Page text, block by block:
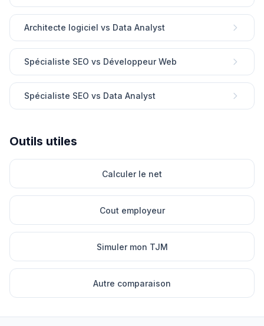
Architecte logiciel vs Data Analyst
Spécialiste SEO vs Développeur Web
Spécialiste SEO vs Data Analyst
Outils utiles
Calculer le net
Cout employeur
Simuler mon TJM
Autre comparaison